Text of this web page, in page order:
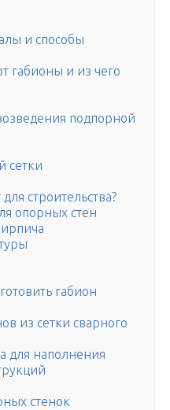
и способы
габионы и из чего
подпорной
сетки
строительства?
опорных стен
габион
из сетки сварного
для наполнения
стенок